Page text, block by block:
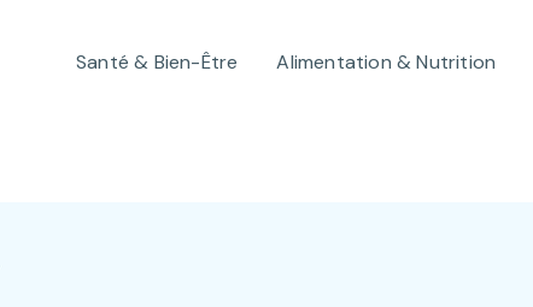
Santé & Bien-Être Alimentation & Nutrition